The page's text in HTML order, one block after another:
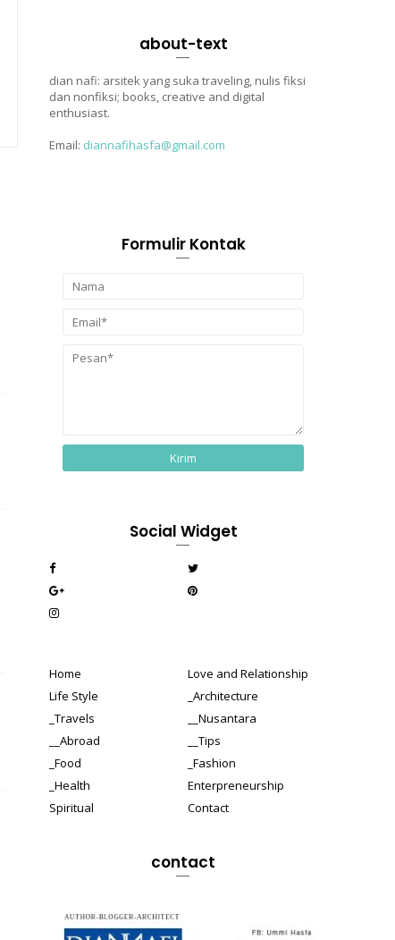
about-text
dian nafi: arsitek yang suka traveling, nulis fiksi
dan nonfiksi; books, creative and digital
enthusiast.
Email: diannafihasfa@gmail.com
Formulir Kontak
Social Widget
Home
Love and Relationship
Life Style
_Architecture
_Travels
__Nusantara
__Abroad
__Tips
_Food
_Fashion
_Health
Enterpreneurship
Spiritual
Contact
contact